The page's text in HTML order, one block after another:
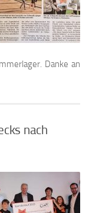
Danke an
nach